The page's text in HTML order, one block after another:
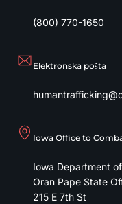
(800) 770-1650
Elektronska pošta
Iowa Office to
Iowa Department
Oran Pape State
215 E 7th St